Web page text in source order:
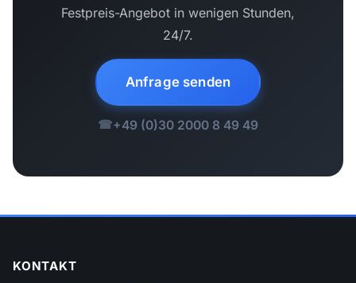
Festpreis-Angebot in wenigen Stunden,
24/7.
Anfrage senden
+49 (0)30 2000 8 49 49
KONTAKT